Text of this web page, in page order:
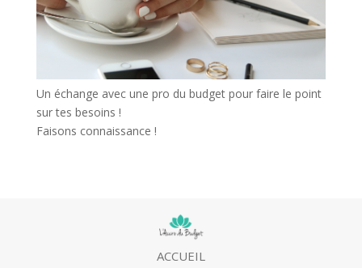
Un échange avec une pro du budget pour faire le point
sur tes besoins !
Faisons connaissance !
ACCUEIL